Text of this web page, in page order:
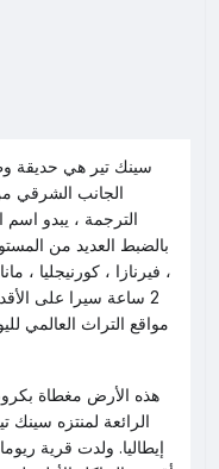
سينك تير هي حديقة
الجانب الشرقي من
الترجمة ، يبدو
بالضبط العديد من
، فيرنازا ، كورنيجليا ،
مواقع التراث العالمي
هذه الأرض مغطاة
الرائعة لمنتزه